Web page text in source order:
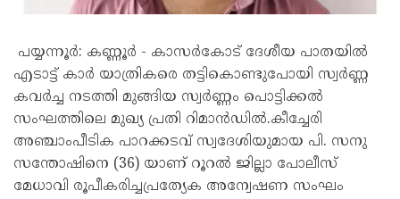
പയ്യന്നൂർ: കണ്ണൂർ - കാസർകോട് ദേശീയ പാതയിൽ
എടാട്ട് കാർ യാത്രികരെ തട്ടികൊണ്ടുപോയി സ്വർണ്ണ
കവർച്ച നടത്തി മുങ്ങിയ സ്വർണ്ണം പൊട്ടിക്കൽ
സംഘത്തിലെ മുഖ്യ പ്രതി റിമാൻഡിൽ.കീച്ചേരി
അഞ്ചാംപീടിക പാറക്കടവ് സ്വദേശിയുമായ പി. സനു
സന്തോഷിനെ (36) യാണ് റൂറൽ ജില്ലാ പോലീസ്
മേധാവി രൂപീകരിച്ചപ്രത്യേക അന്വേഷണ സംഘം